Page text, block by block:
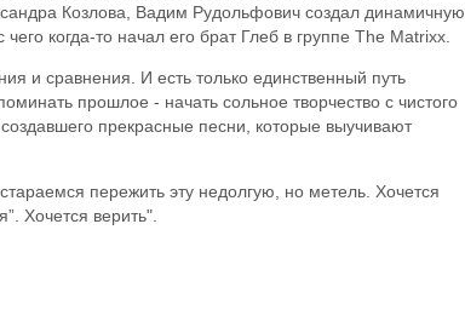
Козлова, Вадим Рудольфович создал динамичную
когда-то начал его брат Глеб в группе The Matrixx.
и сравнения. И есть только единственный путь
прошлое - начать сольное творчество с чистого
прекрасные песни, которые выучивают
пережить эту недолгую, но метель. Хочется
Хочется верить".